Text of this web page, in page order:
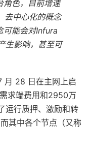
角色，目前增速
去中心化的概念
可能会对Infura
生影响，甚至可
月 28 日在主网上启
求端费用和2950万
运行质押、激励和转
其中各个节点（又称